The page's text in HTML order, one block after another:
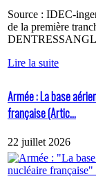
Source : IDEC-
de la première
Lire la suite
Armée : La base
française (Artic...
22 juillet 2026